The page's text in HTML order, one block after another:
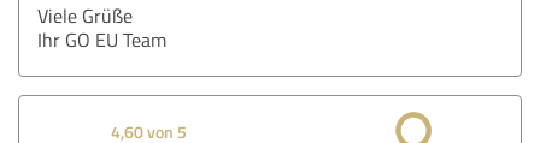
Viele Grüße
Ihr GO EU Team
4,60 von 5